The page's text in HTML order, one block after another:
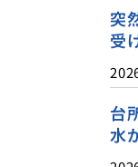
突
受
台
水